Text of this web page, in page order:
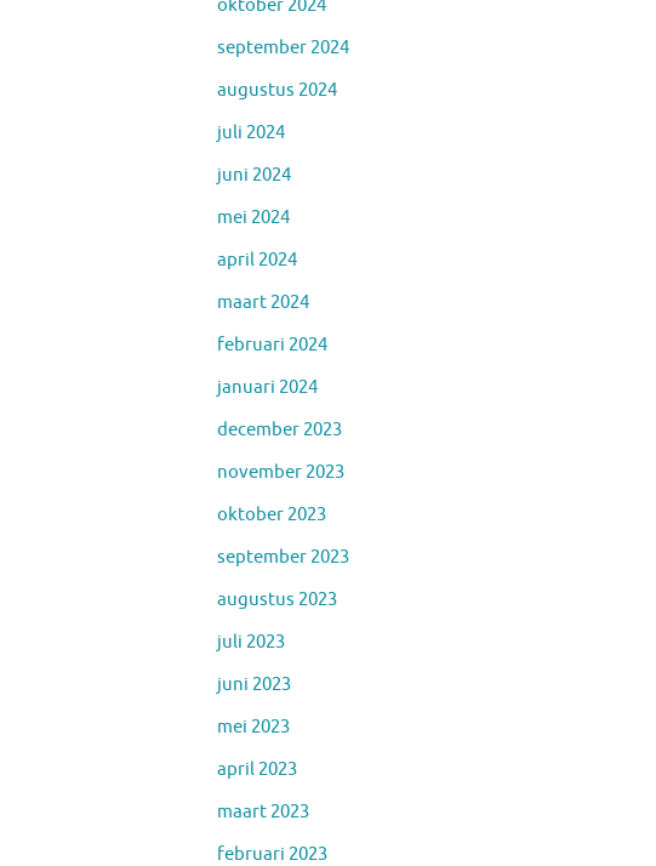
oktober 2024
september 2024
augustus 2024
juli 2024
juni 2024
mei 2024
april 2024
maart 2024
februari 2024
januari 2024
december 2023
november 2023
oktober 2023
september 2023
augustus 2023
juli 2023
juni 2023
mei 2023
april 2023
maart 2023
februari 2023